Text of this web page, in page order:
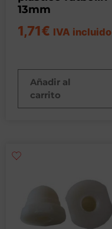
13mm
1,71€ IVA incluido
Añadir al
carrito